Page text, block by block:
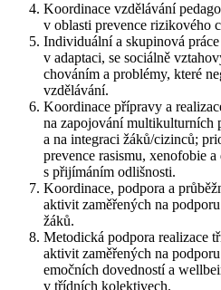
Koordinace vzdělávání
v oblasti prevence rizikového
Individuální a skupinová
v adaptaci, se sociálně
chováním a problémy, které
vzdělávání.
Koordinace přípravy a
na zapojování multikulturních
a na integraci žáků/cizinců;
prevence rasismu, xenofobie
s přijímáním odlišnosti.
Koordinace, podpora a
aktivit zaměřených na
žáků.
Metodická podpora realizace
aktivit zaměřených na
emočních dovedností a
v třídních kolektivech.